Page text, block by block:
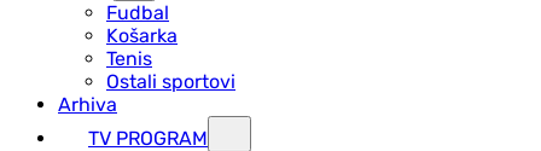
Fudbal
Košarka
Tenis
Ostali sportovi
Arhiva
TV PROGRAM